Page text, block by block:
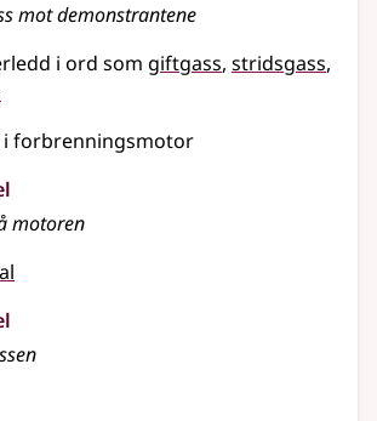
mot demonstrantene
i ord som giftgass stridsgass
forbrenningsmotor
motoren